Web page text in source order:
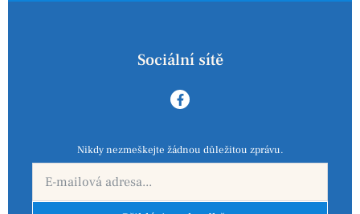
Sociální sítě
Nikdy nezmeškejte žádnou důležitou zprávu.